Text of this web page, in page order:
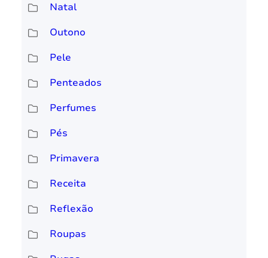
Natal
Outono
Pele
Penteados
Perfumes
Pés
Primavera
Receita
Reflexão
Roupas